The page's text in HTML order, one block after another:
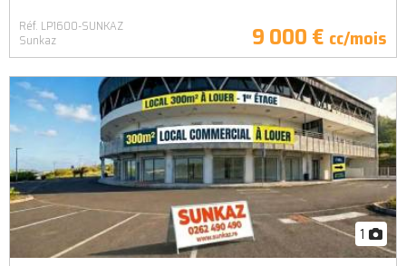
Réf. LP1600-SUNKAZ
Sunkaz 9 000 € cc/mois
1